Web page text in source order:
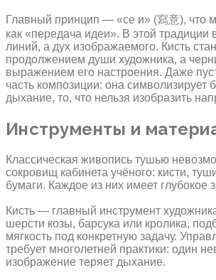
Главный принцип — «се и» (寫意), что
как «передача идеи». В этой традиции
линий, а дух изображаемого. Кисть
продолжением души художника, а
выражением его настроения. Даже
часть композиции: она символизирует
дыхание, то, что нельзя изобразить
Инструменты и
Классическая живопись тушью
сокровищ кабинета учёного: кисти,
бумаги. Каждое из них имеет глубокое
Кисть — главный инструмент
шерсти козы, барсука или кролика,
мягкость под конкретную задачу.
требует многолетней практики: один
изображение теряет дыхание.